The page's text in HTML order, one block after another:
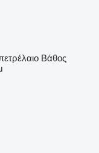
Βάθος